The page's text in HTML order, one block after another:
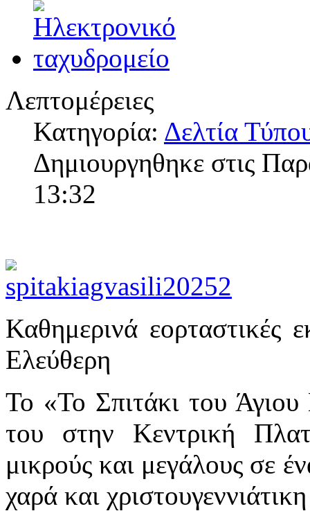
Λεπτομέρειες
Κατηγορία: Δελτία
Δημιουργηθηκε στις
13:32
Καθημερινά εορταστικές
Ελεύθερη
Το «Το Σπιτάκι του Άγιου
του στην Κεντρική
μικρούς και μεγάλους σε
χαρά και